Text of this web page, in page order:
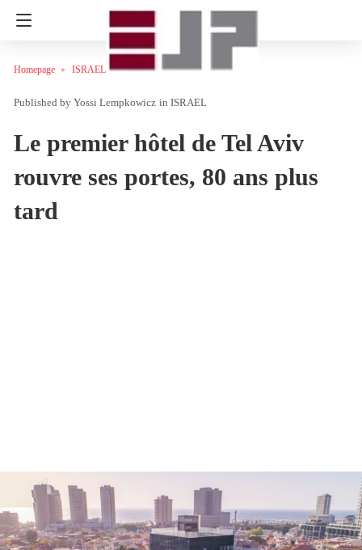
Homepage ISRAEL
Yossi Lempkowicz in ISRAEL
Le premier hôtel de Tel Aviv
rouvre ses portes, 80 ans plus
tard